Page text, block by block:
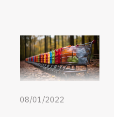
08/01/2022